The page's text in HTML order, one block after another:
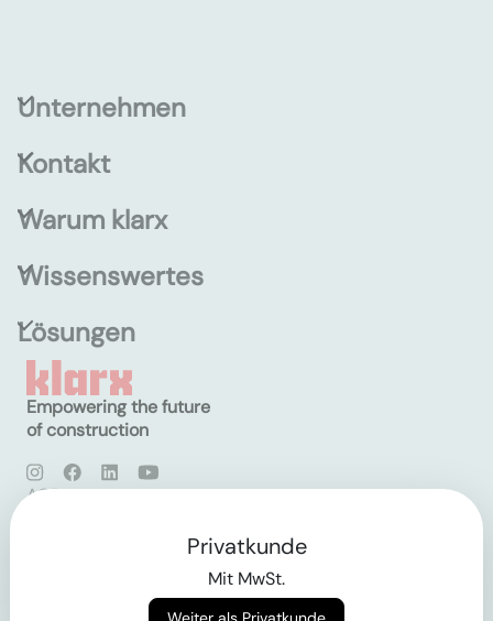
Unternehmen
Kontakt
Warum klarx
Wissenswertes
Lösungen
Empowering the future
of construction
AGB
Privatkunde
Mit MwSt.